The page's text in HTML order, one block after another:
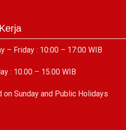
– Friday : 10:00 – 17:00 WIB
: 10.00 – 15.00 WIB
on Sunday and Public Holidays